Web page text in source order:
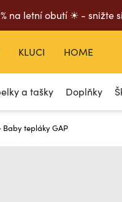
na letní obutí ☀ - snižte
a tašky Doplňky
KLUCI HOME
Baby tepláky GAP